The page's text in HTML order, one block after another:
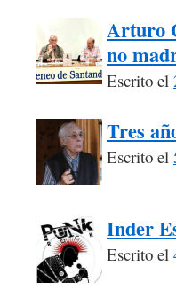
Arturo
no
Escrito el
Tres
Escrito el
Inder
Escrito el